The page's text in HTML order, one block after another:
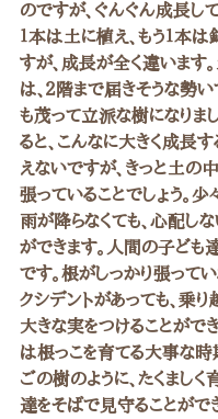
のですが、ぐんぐん成長し
１本は土に植え、もう１本
すが、成長が全く違います
は、２階まで届きそうな勢
も茂って立派な樹になりま
ると、こんなに大きく成長
えないですが、きっと土の
張っていることでしょう。少
雨が降らなくても、心配し
ができます。人間の子ども
です。根がしっかり張って
クシデントがあっても、乗り
大きな実をつけることがで
は根っこを育てる大事な時
ごの樹のように、たくましく
達をそばで見守ることがで